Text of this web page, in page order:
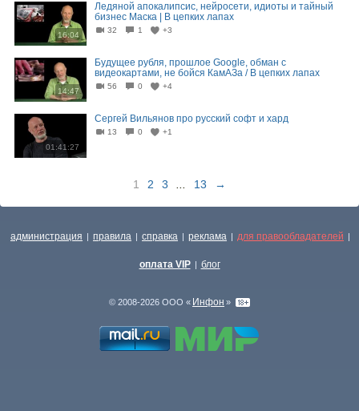
16:04
Ледяной апокалипсис, нейросети, идиоты и тайный
бизнес Маска | В цепких лапах
32 1 +3
14:47
Будущее рубля, прошлое Google, обман с
видеокартами, не бойся КамАЗа / В цепких лапах
56 0 +4
01:41:27
Сергей Вильянов про русский софт и хард
13 0 +1
1 2 3 13 →
администрация | правила | справка | реклама | для правообладателей |
оплата VIP | блог
© 2008-2026 ООО « Инфон »